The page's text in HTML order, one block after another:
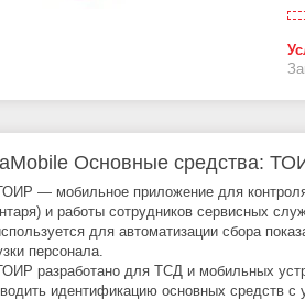
Основные средства:
— мобильное приложение для контроля
и работы сотрудников сервисных
для автоматизации сбора
персонала.
разработано для ТСД и мобильных
идентификацию основных средств с